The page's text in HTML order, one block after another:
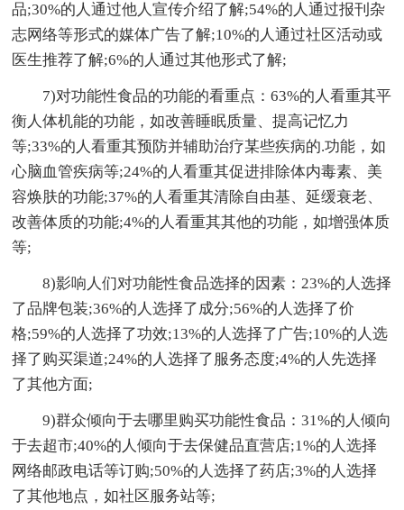
品;30%的人通过他人宣传介绍了解;54%的人通过报刊杂
志网络等形式的媒体广告了解;10%的人通过社区活动或
医生推荐了解;6%的人通过其他形式了解;
7)对功能性食品的功能的看重点：63%的人看重其平
衡人体机能的功能，如改善睡眠质量、提高记忆力
等;33%的人看重其预防并辅助治疗某些疾病的.功能，如
心脑血管疾病等;24%的人看重其促进排除体内毒素、美
容焕肤的功能;37%的人看重其清除自由基、延缓衰老、
改善体质的功能;4%的人看重其其他的功能，如增强体质
等;
8)影响人们对功能性食品选择的因素：23%的人选择
了品牌包装;36%的人选择了成分;56%的人选择了价
格;59%的人选择了功效;13%的人选择了广告;10%的人选
择了购买渠道;24%的人选择了服务态度;4%的人先选择
了其他方面;
9)群众倾向于去哪里购买功能性食品：31%的人倾向
于去超市;40%的人倾向于去保健品直营店;1%的人选择
网络邮政电话等订购;50%的人选择了药店;3%的人选择
了其他地点，如社区服务站等;